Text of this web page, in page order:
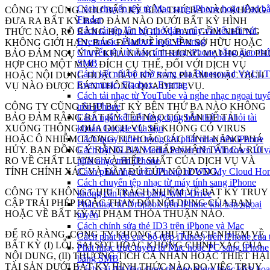
Cách chuyển tệp từ Mac sang iPhone hoặc iPad
Finder
Cách tải tệp lên bộ nhớ đám mây và kết nối với
Evermusic, Flacbox hoặc Evertag
Chuyển tệp từ máy tính sang iPhone bằng giao
SMB
Cách kết nối bộ nhớ trong của Bluesound
Evermusic, Flacbox, Evertag
Cách tải nhạc từ YouTube và nghe nhạc ngoại
trên iPhone
Cách ngắt kết nối ứng dụng bên thứ ba khỏi tài
khoản Google của bạn
Cách quay video trong khi phát nhạc trên iPhone
Cách bật DLNA Media Server trên Windows 10
phát nhạc trên iPhone
Cách phát nhạc trên iPhone từ WD My Cloud
Cách chuyển tệp nhạc từ máy tính sang iPhone
không cần iTunes bằng WiFi-Drive
Phát nhạc từ Dropbox trên iPhone khi bạn ngoại
tuyến
Cách chỉnh sửa thẻ ID3 trên iPhone và Mac
Cách phát tệp cục bộ (tệp iTunes) trên iPhone của
Phát nhạc trực tuyến từ Mac hoặc PC sang iPhone
bằng SMB
CÔNG TY CŨNG NHƯ BẤT KỲ BÊN THỨ BA NÀO KHÔNG
ĐƯA RA BẤT KỲ BẢO ĐẢM NÀO DƯỚI BẤT KỲ HÌNH
THỨC NÀO, RÕ RÀNG HOẶC NGỤ Ý, BAO GỒM NHƯNG
KHÔNG GIỚI HẠN, BẢO ĐẢM VỀ QUYỀN SỞ HỮU HOẶC
BẢO ĐẢM NGỤ Ý VỀ KHẢ NĂNG THƯƠNG MẠI HOẶC
HỢP CHO MỘT MỤC ĐÍCH CỤ THỂ, ĐỐI VỚI DỊCH VỤ
HOẶC NỘI DUNG HOẶC BẤT KỲ SẢN PHẨM HOẶC DỊCH
VỤ NÀO ĐƯỢC BÁN THÔNG QUA DỊCH VỤ.
CÔNG TY CŨNG NHƯ BẤT KỲ BÊN THỨ BA NÀO KHÔNG
BẢO ĐẢM RẰNG BẤT KỲ TỆP NÀO CÓ SẴN ĐỂ TẢI
XUỐNG THÔNG QUA DỊCH VỤ SẼ KHÔNG CÓ VIRUS
HOẶC Ô NHIỄM TƯƠNG TỰ HOẶC CÁC TÍNH NĂNG PHÁ
HỦY. BẠN ĐỒNG Ý RẰNG BẠN CHẤP NHẬN TẤT CẢ RỦI
RO VỀ CHẤT LƯỢNG VÀ HIỆU SUẤT CỦA DỊCH VỤ VÀ
TÍNH CHÍNH XÁC VÀ ĐẦY ĐỦ CỦA NỘI DUNG.
CÔNG TY KHÔNG CHỊU TRÁCH NHIỆM VỀ BẤT KỲ TRUY
CẬP TRÁI PHÉP HOẶC THAY ĐỔI NỘI DUNG CỦA BẠN
HOẶC VỀ BẤT KỲ VI PHẠM THỎA THUẬN NÀO.
ĐỂ RÕ RÀNG, CÔNG TY KHÔNG CHỊU TRÁCH NHIỆM VỀ
BẤT KỲ (I) LỖI, SAI SÓT HOẶC KHÔNG CHÍNH XÁC CỦA
NỘI DUNG, (II) THƯƠNG TÍCH CÁ NHÂN HOẶC THIỆT HẠI
TÀI SẢN DƯỚI BẤT KỲ HÌNH THỨC NÀO DO VIỆC TRUY